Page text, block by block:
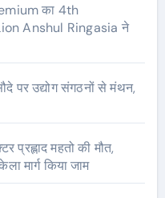
का 4th
Anshul Ringasia ने
पर उद्योग संगठनों से मंथन,
प्रह्लाद महतो की मौत,
मार्ग किया जाम